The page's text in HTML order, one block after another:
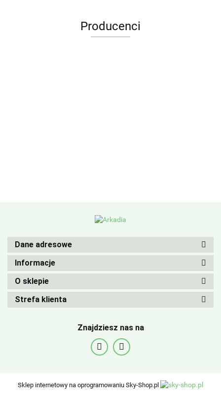
Producenci
Dane adresowe
Informacje
O sklepie
Strefa klienta
Znajdziesz nas na
Sklep internetowy na oprogramowaniu Sky-Shop.pl